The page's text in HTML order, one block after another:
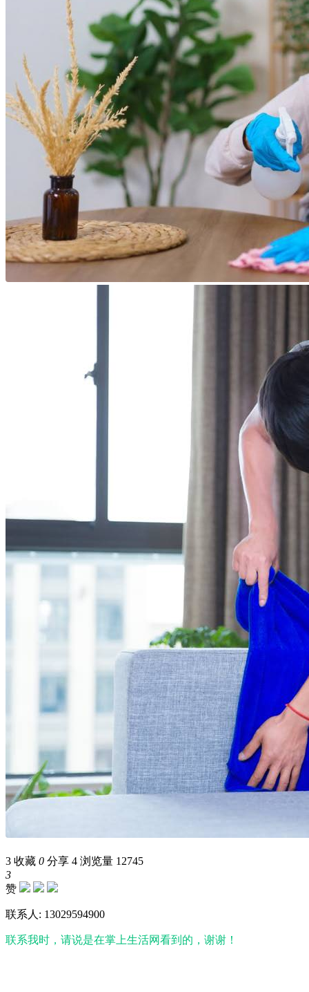
3 收藏 0 分享 4 浏览量 12745
3
赞
联系人: 13029594900
联系我时，请说是在掌上生活网看到的，谢谢！